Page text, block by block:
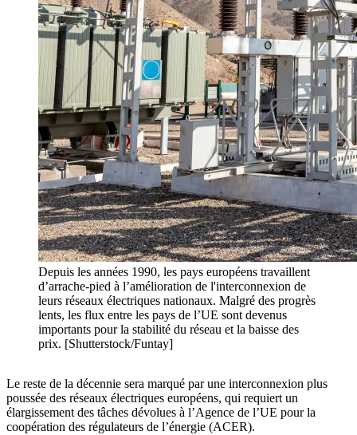
Depuis les années 1990, les pays européens travaillent
d’arrache-pied à l’amélioration de l'interconnexion de
leurs réseaux électriques nationaux. Malgré des progrès
lents, les flux entre les pays de l’UE sont devenus
importants pour la stabilité du réseau et la baisse des
prix. [Shutterstock/Funtay]
Le reste de la décennie sera marqué par une interconnexion plus
poussée des réseaux électriques européens, qui requiert un
élargissement des tâches dévolues à l’Agence de l’UE pour la
coopération des régulateurs de l’énergie (ACER).